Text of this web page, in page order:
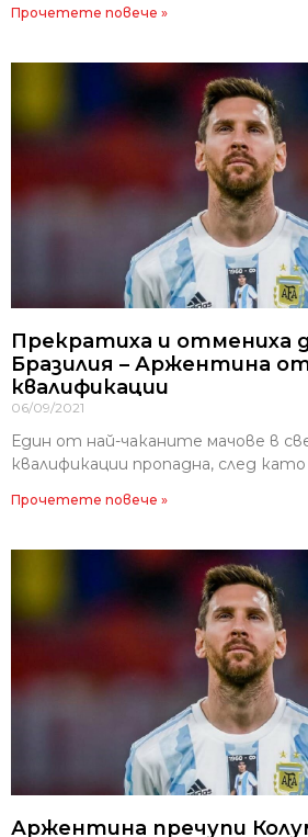
Прочетете повече »
Прекратиха и отмениха
Бразилия – Аржентина
квалификации
06/09/2021
Един от най-чаканите мачове в
квалификации пропадна, след като
Прочетете повече »
Аржентина пречупи